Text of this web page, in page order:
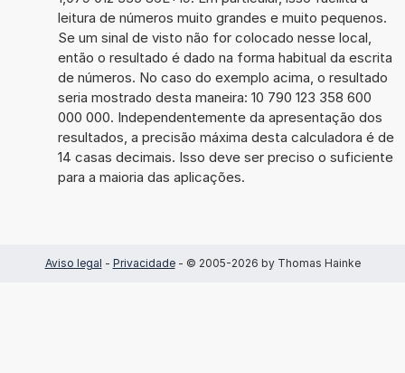
leitura de números muito grandes e muito pequenos.
Se um sinal de visto não for colocado nesse local,
então o resultado é dado na forma habitual da escrita
de números. No caso do exemplo acima, o resultado
seria mostrado desta maneira: 10 790 123 358 600
000 000. Independentemente da apresentação dos
resultados, a precisão máxima desta calculadora é de
14 casas decimais. Isso deve ser preciso o suficiente
para a maioria das aplicações.
Aviso legal - Privacidade- © 2005-2026 by Thomas Hainke